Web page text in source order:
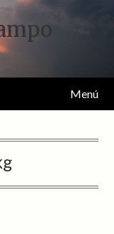
Menú